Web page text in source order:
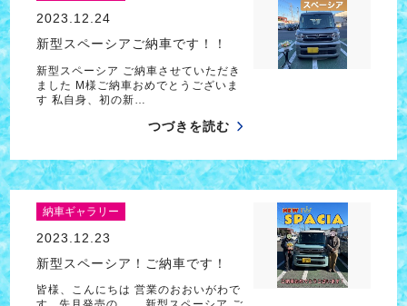
2023.12.24
新型スペーシアご納車です！！
新型スペーシア ご納車させていただき
ました M様ご納車おめでとうございま
す 私自身、初の新…
つづきを読む
納車ギャラリー
2023.12.23
新型スペーシア！ご納車です！
皆様、こんにちは 営業のおおいがわで